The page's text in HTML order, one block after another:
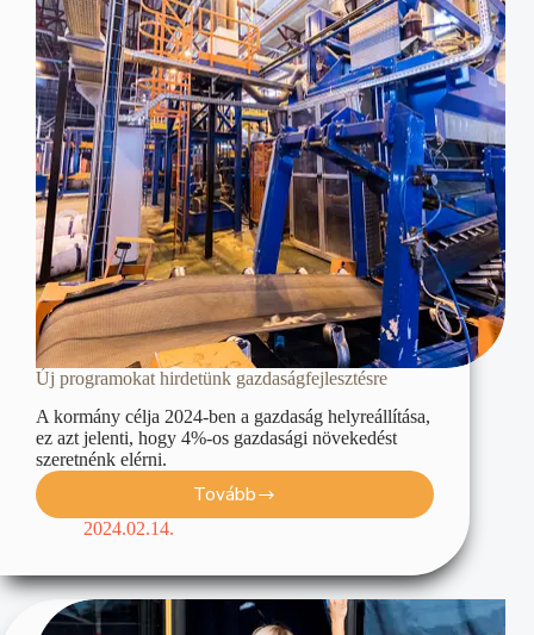
Új programokat hirdetünk gazdaságfejlesztésre
A kormány célja 2024-ben a gazdaság helyreállítása,
ez azt jelenti, hogy 4%-os gazdasági növekedést
szeretnénk elérni.
Tovább
2024.02.14.